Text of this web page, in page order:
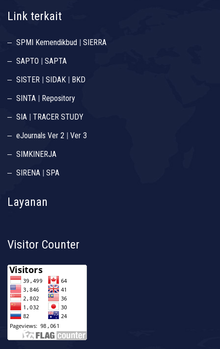
Link terkait
SPMI Kemendikbud | SIERRA
SAPTO | SAPTA
SISTER | SIDAK | BKD
SINTA | Repository
SIA | TRACER STUDY
eJournals Ver 2 | Ver 3
SIMKINERJA
SIRENA | SPA
Layanan
Visitor Counter